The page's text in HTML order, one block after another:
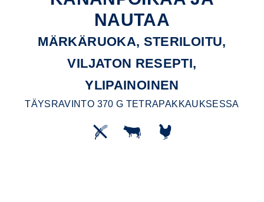
NAUTAA
MÄRKÄRUOKA, STERILOITU,
VILJATON RESEPTI,
YLIPAINOINEN
TÄYSRAVINTO 370 G TETRAPAKKAUKSESSA